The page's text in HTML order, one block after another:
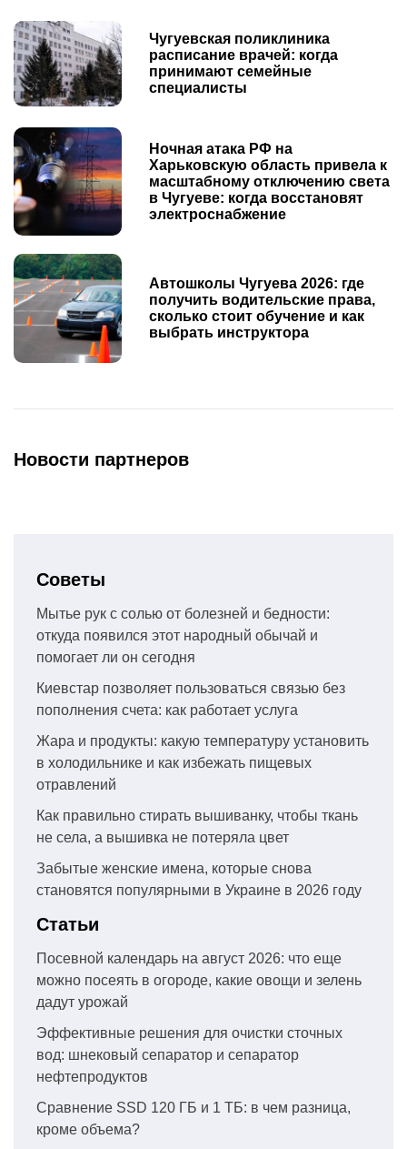
Чугуевская поликлиника
расписание врачей: когда
принимают семейные
специалисты
Ночная атака РФ на
Харьковскую область привела к
масштабному отключению света
в Чугуеве: когда восстановят
электроснабжение
Автошколы Чугуева 2026: где
получить водительские права,
сколько стоит обучение и как
выбрать инструктора
Новости партнеров
Советы
Мытье рук с солью от болезней и бедности:
откуда появился этот народный обычай и
помогает ли он сегодня
Киевстар позволяет пользоваться связью без
пополнения счета: как работает услуга
Жара и продукты: какую температуру установить
в холодильнике и как избежать пищевых
отравлений
Как правильно стирать вышиванку, чтобы ткань
не села, а вышивка не потеряла цвет
Забытые женские имена, которые снова
становятся популярными в Украине в 2026 году
Статьи
Посевной календарь на август 2026: что еще
можно посеять в огороде, какие овощи и зелень
дадут урожай
Эффективные решения для очистки сточных
вод: шнековый сепаратор и сепаратор
нефтепродуктов
Сравнение SSD 120 ГБ и 1 ТБ: в чем разница,
кроме объема?